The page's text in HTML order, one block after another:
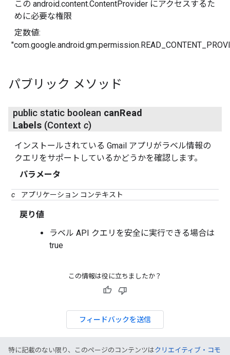
この android.content.ContentProvider にアクセスするた
めに必要な権限
定数値:
パブリック メソッド
public static boolean canRead
Labels (Contextc)
インストールされている Gmail アプリがラベル情報の
クエリをサポートしているかどうかを確認します。
パラメータ
c アプリケーション コンテキスト
戻り値
ラベル API クエリを安全に実行できる場合は
true
この情報は役に立ちましたか？
フィードバックを送信
特に記載のない限り、このページのコンテンツはクリエイティブ・コモ